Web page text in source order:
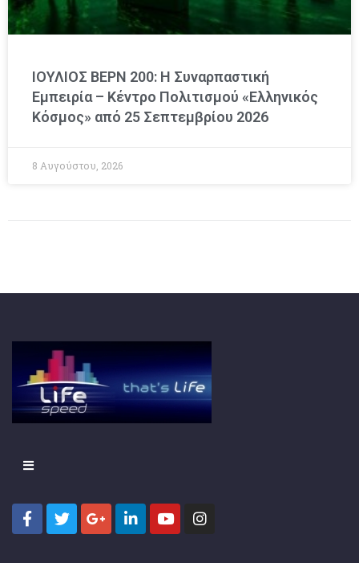
ΙΟΥΛΙΟΣ ΒΕΡΝ 200: Η Συναρπαστική
Εμπειρία – Κέντρο Πολιτισμού «Ελληνικός
Κόσμος» από 25 Σεπτεμβρίου 2026
8 Αυγούστου, 2026